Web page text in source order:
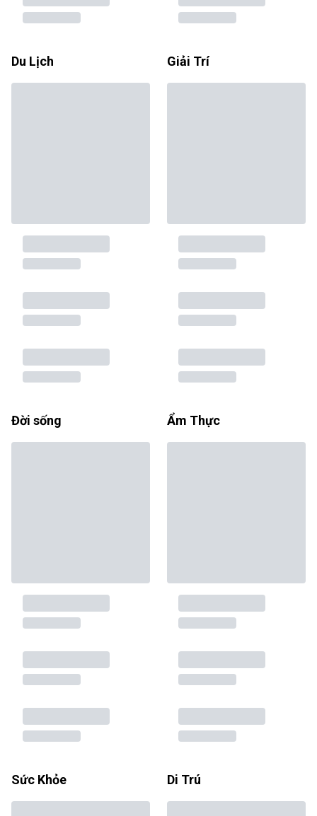
Du Lịch Giải Trí
Đời sống Ẩm Thực
Sức Khỏe Di Trú